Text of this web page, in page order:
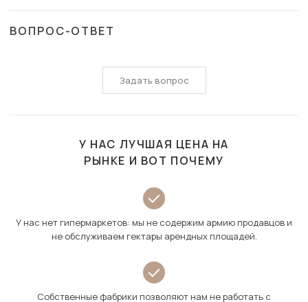
ВОПРОС-ОТВЕТ
Задать вопрос
У НАС ЛУЧШАЯ ЦЕНА НА
РЫНКЕ И ВОТ ПОЧЕМУ
У нас нет гипермаркетов: мы не содержим армию продавцов и
не обслуживаем гектары арендных площадей.
Собственные фабрики позволяют нам не работать с